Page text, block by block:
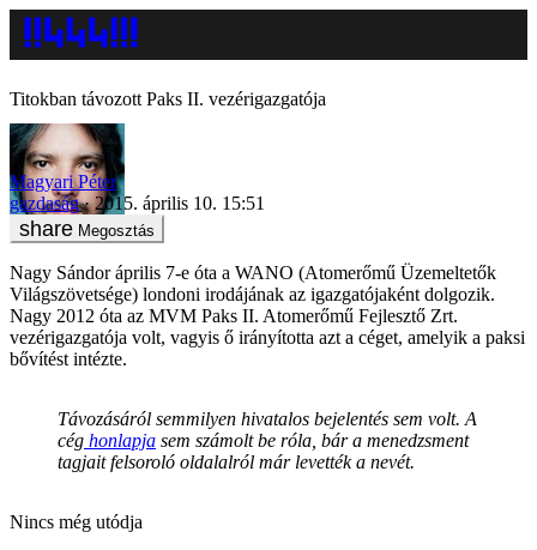
Titokban távozott Paks II. vezérigazgatója
Magyari Péter
gazdaság
2015. április 10. 15:51
Megosztás
Nagy Sándor április 7-e óta a WANO (Atomerőmű Üzemeltetők
Világszövetsége) londoni irodájának az igazgatójaként dolgozik.
Nagy 2012 óta az MVM Paks II. Atomerőmű Fejlesztő Zrt.
vezérigazgatója volt, vagyis ő irányította azt a céget, amelyik a paksi
bővítést intézte.
Távozásáról semmilyen hivatalos bejelentés sem volt. A
cég honlapja sem számolt be róla, bár a menedzsment
tagjait felsoroló oldalalról már levették a nevét.
Nincs még utódja